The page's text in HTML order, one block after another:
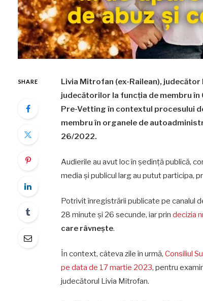
SHARE
Livia Mitrofan (ex-Railean),
judecătorilor la funcția de membru
Pre-Vetting în contextul procesului
membru în organele de
26/2022.
Audierile au avut loc în ședință publică,
media și publicul larg au putut participa,
Potrivit înregistrării publicate pe canalul
28 minute și 26 secunde, iar prin decizia
care râvnește.
În context, câteva zile în urmă, Consiliul
pe data de 17 martie 2023, pentru
judecătorul Livia Mitrofan.